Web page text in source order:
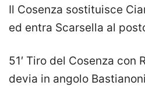
Il Cosenza sostituisce
ed entra Scarsella al
51′ Tiro del Cosenza con
devia in angolo Bastianoni